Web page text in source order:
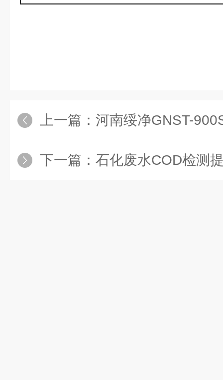
上一篇： 河南绥净GNST-900S多参数水质分
下一篇： 石化废水COD检测提质增效，